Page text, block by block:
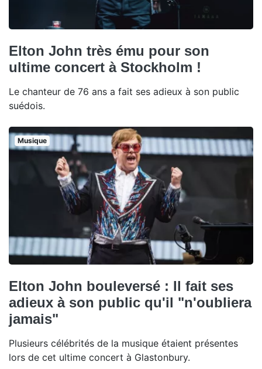
Elton John très ému pour son
ultime concert à Stockholm !
Le chanteur de 76 ans a fait ses adieux à son public
suédois.
Musique
Elton John bouleversé : Il fait ses
adieux à son public qu'il "n'oubliera
jamais"
Plusieurs célébrités de la musique étaient présentes
lors de cet ultime concert à Glastonbury.